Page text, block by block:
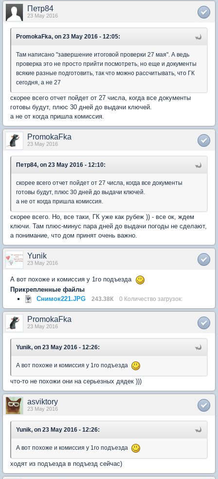
Петр84
23 May 2016
PromokaFka, on 23 May 2016 - 12:05:
Там написано "завершение итоговой проверки 27 мая". А ведь
проверка это не просто прийти посмотреть, но еще и документы
всякие разные подготовить, так что можно рассчитывать, что ГК
сегодня, а не 27
скорее всего отчет пойдет от 27 числа, когда все документы
готовы будут, плюс 30 дней до выдачи ключей.
а не от когда пришла комиссия.
PromokaFka
23 May 2016
Петр84, on 23 May 2016 - 12:10:
скорее всего отчет пойдет от 27 числа, когда все документы
готовы будут, плюс 30 дней до выдачи ключей.
а не от когда пришла комиссия.
скорее всего. Но, все таки, ГК уже как рубеж )) - все ок, ждем
ключи. Там плюс-минус пара дней до выдачи погоды не сделают,
а понимание, что дом принят очень важно.
Yunik
23 May 2016
А вот похоже и комиссия у 1го подъезда
Прикрепленные файлы
Снимок221.JPG
243.38К 0 Количество загрузок:
PromokaFka
23 May 2016
Yunik, on 23 May 2016 - 12:26:
А вот похоже и комиссия у 1го подъезда
что-то не похожи они на серьезных дядек )))
asviktory
23 May 2016
Yunik, on 23 May 2016 - 12:26:
А вот похоже и комиссия у 1го подъезда
ходят из подъезда в подъезд сейчас)